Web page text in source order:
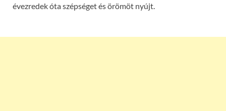
évezredek óta szépséget és örömöt nyújt.